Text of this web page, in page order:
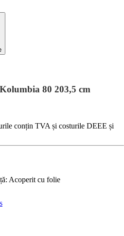
80 203,5 cm
conțin TVA și costurile DEEE și
: Acoperit cu folie